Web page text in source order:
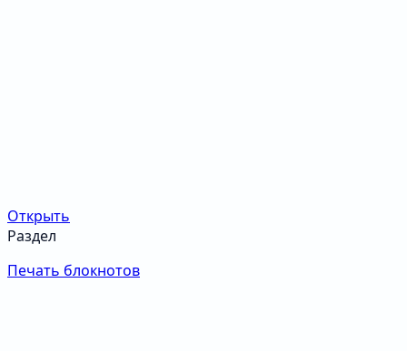
Открыть
Раздел
Печать блокнотов